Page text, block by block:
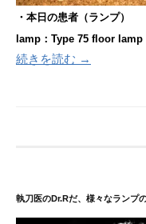
・本日の患者（ランプ）
lamp：Type 75 floor lamp
続きを読む →
執刀医のDr.Rだ、様々なランプ